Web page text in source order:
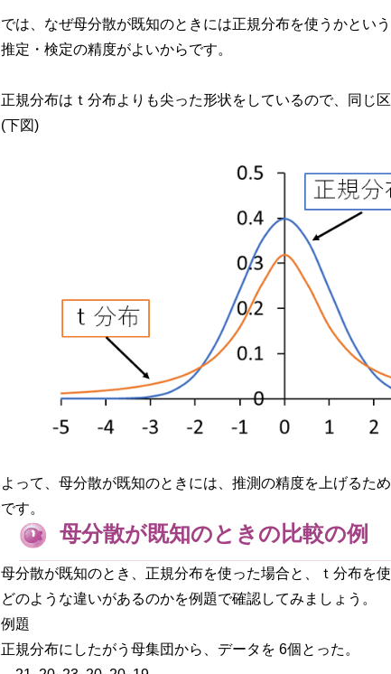
では、なぜ母分散が既知のときには正規分布を使うかとい
推定・検定の精度がよいからです。
正規分布はｔ分布よりも尖った形状をしているので、同じ
(下図)
よって、母分散が既知のときには、推測の精度を上げるた
です。
母分散が既知のときの比較の例
母分散が既知のとき、正規分布を使った場合と、ｔ分布を
どのような違いがあるのかを例題で確認してみましょう。
例題
正規分布にしたがう母集団から、データを 6個とった。